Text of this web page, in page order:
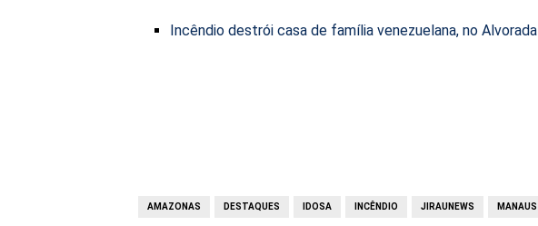
Incêndio destrói casa de família venezuelana, no Alvorada
AMAZONAS DESTAQUES IDOSA INCÊNDIO JIRAUNEWS MANAUS